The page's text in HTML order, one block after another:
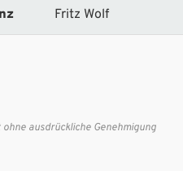
Fritz Wolf
ausdrückliche Genehmigung